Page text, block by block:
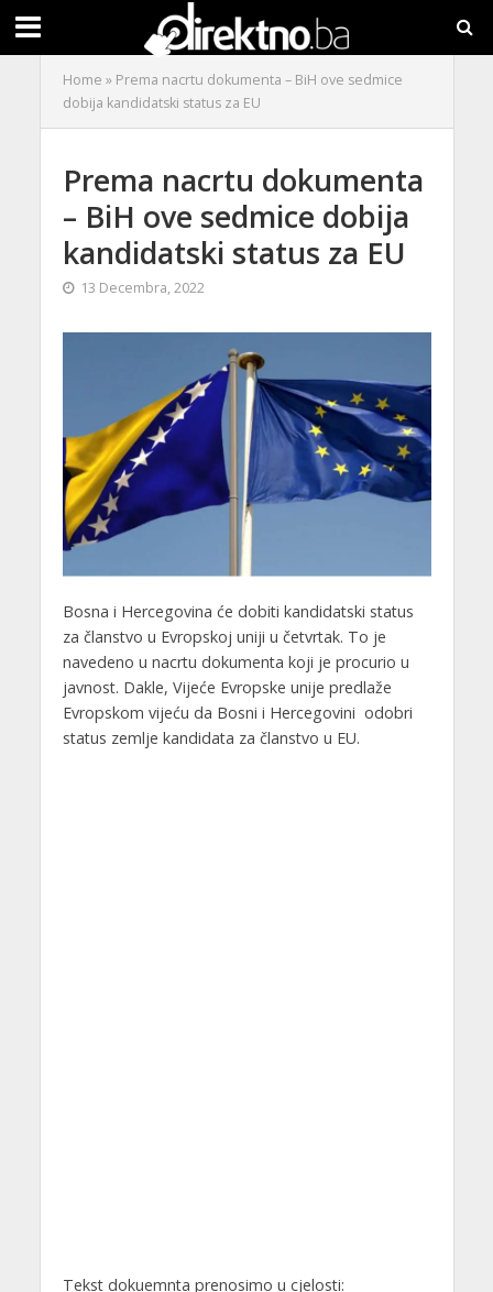
Home » Prema nacrtu dokumenta – BiH ove sedmice
dobija kandidatski status za EU
Prema nacrtu dokumenta
– BiH ove sedmice dobija
kandidatski status za EU
13 Decembra, 2022
Bosna i Hercegovina će dobiti kandidatski status
za članstvo u Evropskoj uniji u četvrtak. To je
navedeno u nacrtu dokumenta koji je procurio u
javnost. Dakle, Vijeće Evropske unije predlaže
Evropskom vijeću da Bosni i Hercegovini odobri
status zemlje kandidata za članstvo u EU.
Tekst dokuemnta prenosimo u cjelosti: